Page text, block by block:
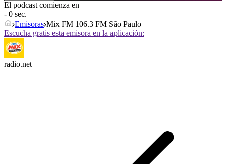
El podcast comienza en
- 0 sec.
Emisoras Mix FM 106.3 FM São Paulo
Escucha gratis esta emisora en la aplicación:
radio.net